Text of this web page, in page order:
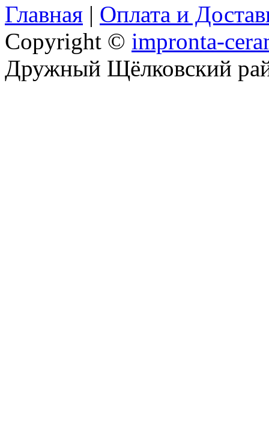
Главная | Оплата и
Copyright © impronta-
Дружный Щёлковский